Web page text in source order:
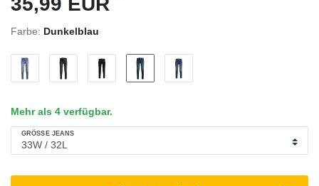
Farbe: Dunkelblau
Mehr als 4 verfügbar.
GRÖSSE JEANS